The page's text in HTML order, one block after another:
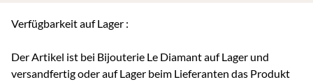
Verfügbarkeit auf Lager :
Der Artikel ist bei Bijouterie Le Diamant auf Lager und
versandfertig oder auf Lager beim Lieferanten das Produkt